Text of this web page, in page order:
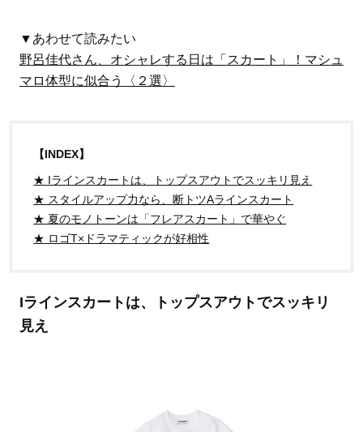
▼あわせて読みたい
野呂佳代さん、オシャレする日は「スカート」！マシュ
マロ体型に似合う〈２選〉
【INDEX】
★ Iラインスカートは、トップスアウトでスッキリ見え
★ スタイルアップ力なら、断トツAラインスカート
★ 夏のモノトーンは「フレアスカート」で華やぐ
★ ロゴT×ドラマティックが好相性
Iラインスカートは、トップスアウトでスッキリ
見え